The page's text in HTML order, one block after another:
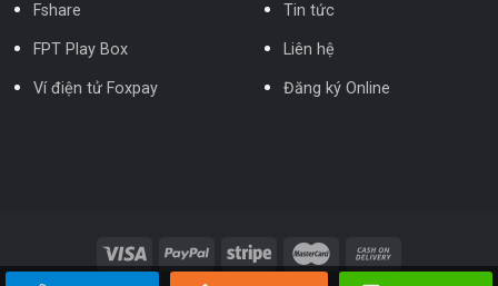
Fshare
FPT Play Box
Ví điện tử Foxpay
Tin tức
Liên hệ
Đăng ký Online